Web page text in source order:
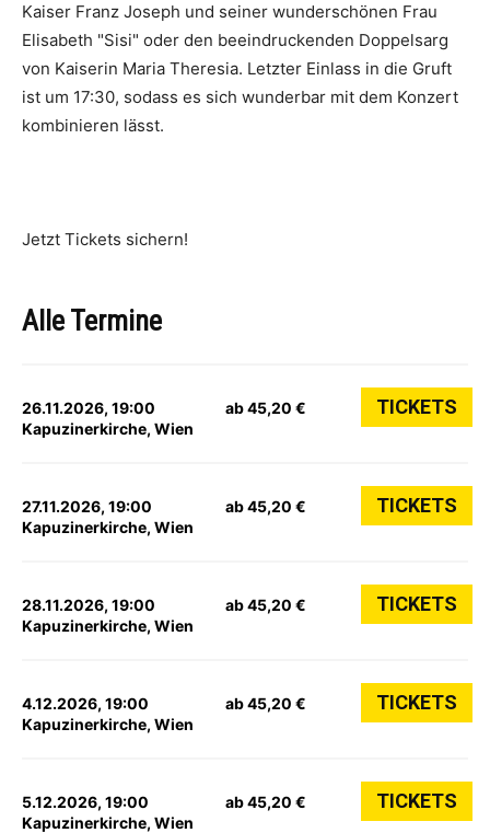
Kaiser Franz Joseph und seiner wunderschönen Frau
Elisabeth "Sisi" oder den beeindruckenden Doppelsarg
von Kaiserin Maria Theresia. Letzter Einlass in die Gruft
ist um 17:30, sodass es sich wunderbar mit dem Konzert
kombinieren lässt.
Jetzt Tickets sichern!
Alle Termine
26.11.2026, 19:00
Kapuzinerkirche, Wien
ab 45,20 € TICKETS
27.11.2026, 19:00
Kapuzinerkirche, Wien
ab 45,20 € TICKETS
28.11.2026, 19:00
Kapuzinerkirche, Wien
ab 45,20 € TICKETS
4.12.2026, 19:00
Kapuzinerkirche, Wien
ab 45,20 € TICKETS
5.12.2026, 19:00
Kapuzinerkirche, Wien
ab 45,20 € TICKETS